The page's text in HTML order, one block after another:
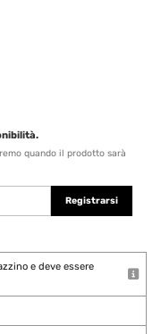
quando il prodotto sarà
Registrarsi
e deve essere